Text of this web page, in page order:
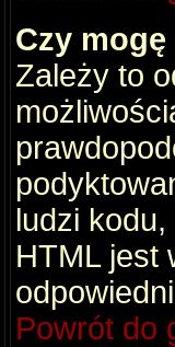
Czy
Zależy to
ludzi
HTML jest
Powrót do